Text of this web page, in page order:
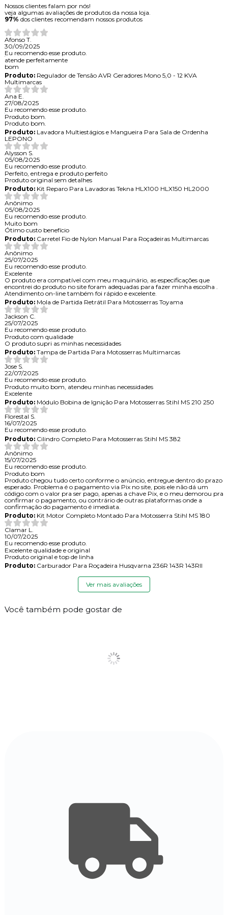
Nossos clientes falam por nós!
veja algumas avaliações de produtos da nossa loja.
97% dos clientes recomendam nossos produtos
Afonso T.
30/09/2025
Eu recomendo esse produto.
atende perfeitamente
bom
Produto:Regulador de Tensão AVR Geradores Mono 5,0 - 12 KVA
Multimarcas
Ana E.
27/08/2025
Eu recomendo esse produto.
Produto bom.
Produto bom.
Produto:Lavadora Multiestágios e Mangueira Para Sala de Ordenha
LEPONO
Alysson S.
05/08/2025
Eu recomendo esse produto.
Perfeito, entrega e produto perfeito
Produto original sem detalhes
Produto:Kit Reparo Para Lavadoras Tekna HLX100 HLX150 HL2000
Anônimo
05/08/2025
Eu recomendo esse produto.
Muito bom
Ótimo custo benefício
Produto:Carretel Fio de Nylon Manual Para Roçadeiras Multimarcas
Anônimo
25/07/2025
Eu recomendo esse produto.
Excelente
O produto era compatível com meu maquinário, as especificações que
encontrei do produto no site foram adequadas para fazer minha escolha .
Atendimento on-line também foi rápido e excelente.
Produto:Mola de Partida Retrátil Para Motosserras Toyama
Jackson C.
25/07/2025
Eu recomendo esse produto.
Produto com qualidade
O produto supri as minhas necessidades
Produto:Tampa de Partida Para Motosserras Multimarcas
Jose S.
22/07/2025
Eu recomendo esse produto.
Produto muito bom, atendeu minhas necessidades
Excelente
Produto:Módulo Bobina de Ignição Para Motosserras Stihl MS 210 250
Florestal S.
16/07/2025
Eu recomendo esse produto.
Produto:Cilindro Completo Para Motosserras Stihl MS 382
Anônimo
15/07/2025
Eu recomendo esse produto.
Produto bom
Produto chegou tudo certo conforme o anúncio, entregue dentro do prazo
esperado. Problema é o pagamento via Pix no site, pois ele não dá um
código com o valor pra ser pago, apenas a chave Pix, e o meu demorou pra
confirmar o pagamento, ou contrário de outras plataformas onde a
confirmação do pagamento é imediata.
Produto:Kit Motor Completo Montado Para Motosserra Stihl MS 180
Clamar L.
10/07/2025
Eu recomendo esse produto.
Excelente qualidade e original
Produto original e top de linha
Produto:Carburador Para Roçadeira Husqvarna 236R 143R 143RII
Ver mais avaliações
Você também pode gostar de